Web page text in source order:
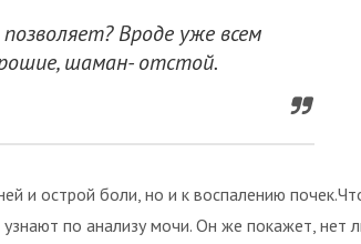
Вроде уже всем
шаман- отстой.
и острой боли, но и к воспалению
по анализу мочи. Он же покажет, нет